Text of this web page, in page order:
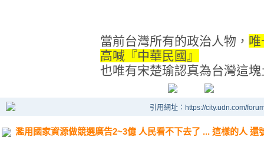
當前台灣所有的政治人物，
高喊『中華民國』
也唯有宋楚瑜認真為台灣這
引用網址：https://city.udn.com/
濫用國家資源做競選廣告2~3億 人民看不下去了 ... 這樣的人 還